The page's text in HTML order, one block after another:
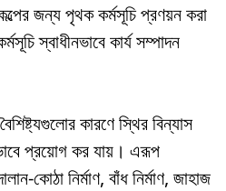
জন্য পৃথক কর্মসূচি প্রণয়ন করা
স্বাধীনভাবে কার্য সম্পাদন
কারণে স্থির বিন্যাস
প্রয়োগ কর যায়। এরূপ
কোঠা নির্মাণ, বাঁধ নির্মাণ, জাহাজ